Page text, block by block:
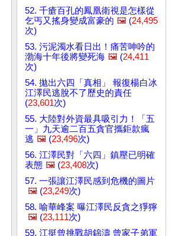
52. 千瘡百孔的鳳凰衛視是怎樣從
乞丐又搖身變成富豪的 🖼️ (24,495
次)
53. 污泥濁水看日出！痛苦呻吟的
渤海十年後將變死海 🖼️ (24,411
次)
54. 拋出六四「真相」 報復楊白冰
江澤民逃脫不了歷史的責任
(23,601次)
55. 大陸對外資最具吸引力！「五
一」九天逾二百五貪官攜鉅款瘋
逃 🖼️ (23,496次)
56. 江澤民對「六四」鎮壓已明確
表態 🖼️ (23,408次)
57. 一張讓江澤民感到危機的圖片
🖼️ (23,249次)
58. 喻華峰案 曝江澤民反貪之猙獰
🖼️ (23,111次)
59. 江挺曾挑戰胡錦濤 曾家子弟軍